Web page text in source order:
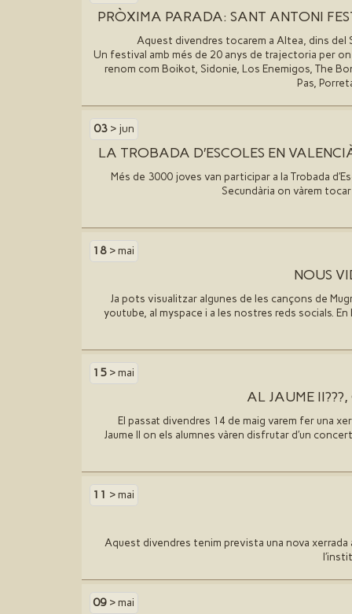
PRÒXIMA PARADA: SANT ANTONI
Aquest divendres tocarem a Altea, dins del
Un festival amb més de 20 anys de trajectoria per
renom com Boikot, Sidonie, Los Enemigos, The
Pas,
03 > jun
LA TROBADA D′ESCOLES EN
Més de 3000 joves van participar a la Trobada
Secundària on vàrem
18 > mai
NOUS
Ja pots visualitzar algunes de les cançons de
youtube, al myspace i a les nostres reds socials.
15 > mai
AL JAUME
El passat divendres 14 de maig varem fer una
Jaume II on els alumnes vàren disfrutar d′un
11 > mai
Aquest divendres tenim prevista una nova
09 > mai